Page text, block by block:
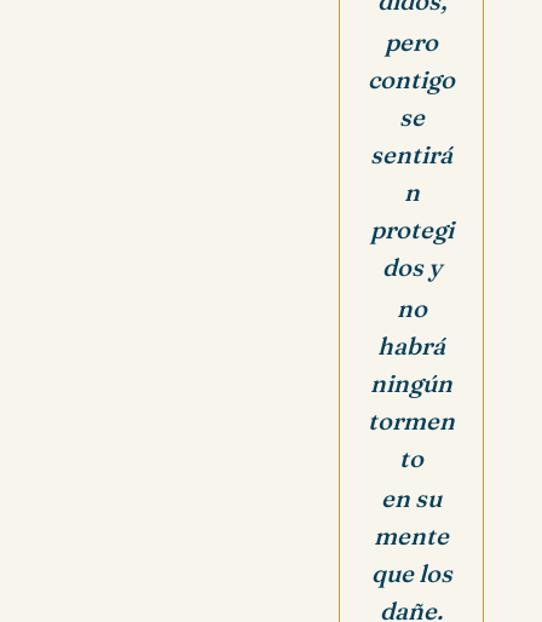
pero
contigo
se
sentirá
n
protegi
dos y
no
habrá
ningún
tormen
to
en su
mente
que los
dañe.